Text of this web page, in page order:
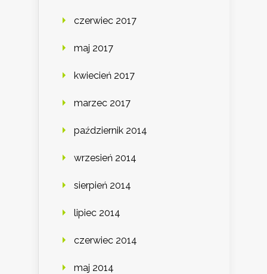
czerwiec 2017
maj 2017
kwiecień 2017
marzec 2017
październik 2014
wrzesień 2014
sierpień 2014
lipiec 2014
czerwiec 2014
maj 2014